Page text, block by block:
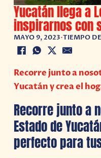
Yucatán llega a
inspirarnos con
MAYO 9, 2023•TIEMPO
Recorre junto a
Yucatán y crea el
Recorre junto a
Estado de
perfecto para